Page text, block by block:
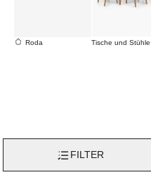
Roda Tische und Stühle
FILTER